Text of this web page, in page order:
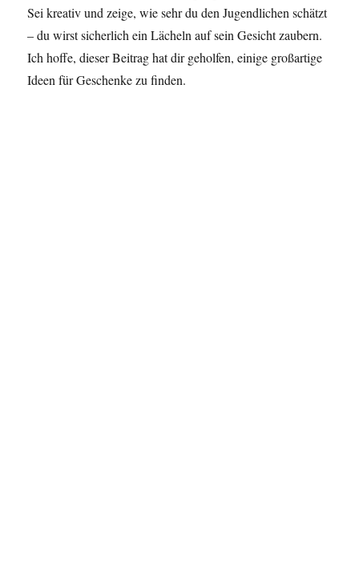
Sei kreativ und zeige, wie sehr du den Jugendlichen schätzt
– du wirst sicherlich ein Lächeln auf sein Gesicht zaubern.
Ich hoffe, dieser Beitrag hat dir geholfen, einige großartige
Ideen für Geschenke zu finden.